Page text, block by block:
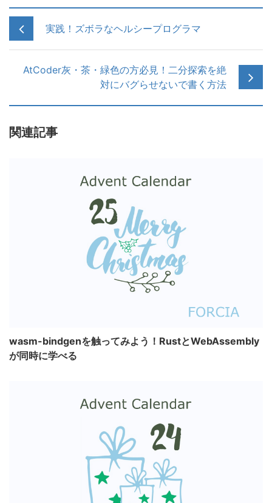
実践！ズボラなヘルシープログラマ
AtCoder灰・茶・緑色の方必見！二分探索を絶
対にバグらせないで書く方法
関連記事
wasm-bindgenを触ってみよう！RustとWebAssembly
が同時に学べる